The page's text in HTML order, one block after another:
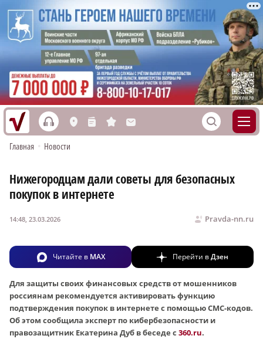
h L n s M S
Главная • Новости
Нижегородцам дали советы для безопасных
покупок в интернете
Pravda-nn.ru
14:48, 23.03.2026
Читайте в MAX Перейти вДзен
Для защиты своих финансовых средств от мошенников
россиянам рекомендуется активировать функцию
подтверждения покупок в интернете с помощью СМС-кодов.
Об этом сообщила эксперт по кибербезопасности и
правозащитник Екатерина Дуб в беседе c 360.ru.